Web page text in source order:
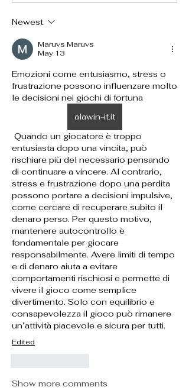
Newest
Maruvs Maruvs
May 13
Emozioni come entusiasmo, stress o
frustrazione possono influenzare molto
le decisioni nei giochi di fortuna
alawin-it.it
Quando un giocatore è troppo
entusiasta dopo una vincita, può
rischiare più del necessario pensando
di continuare a vincere. Al contrario,
stress e frustrazione dopo una perdita
possono portare a decisioni impulsive,
come cercare di recuperare subito il
denaro perso. Per questo motivo,
mantenere autocontrollo è
fondamentale per giocare
responsabilmente. Avere limiti di tempo
e di denaro aiuta a evitare
comportamenti rischiosi e permette di
vivere il gioco come semplice
divertimento. Solo con equilibrio e
consapevolezza il gioco può rimanere
un’attività piacevole e sicura per tutti.
Edited
Show more comments